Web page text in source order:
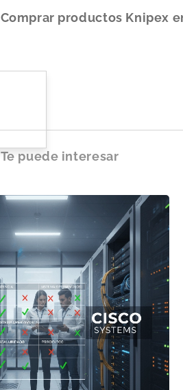
Comprar productos Knipex
Te puede interesar